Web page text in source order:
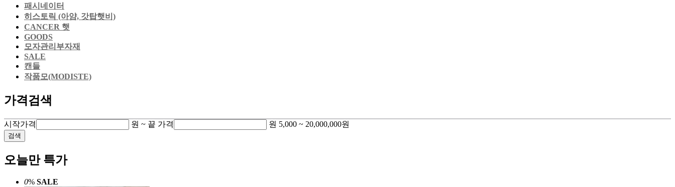
패시네이터
히스토릭 (아얌, 갓탑햇비)
CANCER 햇
GOODS
모자관리부자재
SALE
캔들
작품모(MODISTE)
가격검색
시작가격 원 ~ 끝 가격 원 5,000 ~ 20,000,000원
검색
오늘만 특가
0% SALE